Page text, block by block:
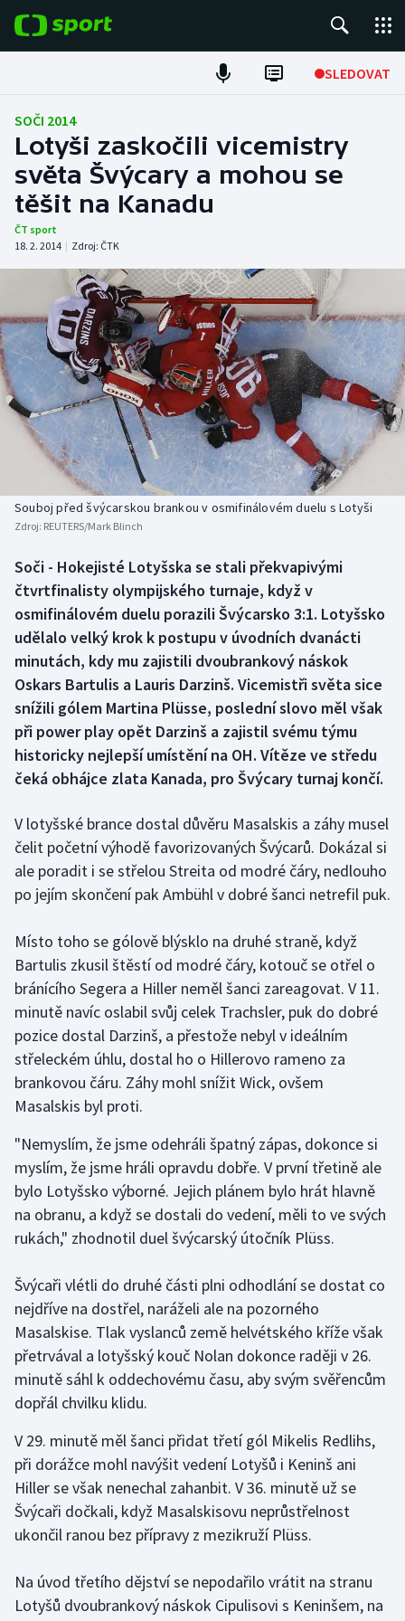
SLEDOVAT
Fotbal
Hokej
Tenis
Atletika
Cyklistika
DALŠÍ SPORTY
Americký fotbal
Baseball a softbal
Basketbal
Biatlon
Box
Curling
Dostihy
Florbal
Futsal
Gymnastika
Házená
Jezdectví
Judo
Krasobruslení
Lezení
Lyže a snowboard
Moderní pětiboj
Motorsport
Olympijské hry
Parasport
Plavání
Plážový volejbal
Ragby
Rychlobruslení
Rychlostní kanoistika
Sportovní střelba
NEPŘEHLÉDNĚTE
Soutěže
Historické návraty
Aplikace ČT sport
SOČI 2014
Lotyši zaskočili vicemistry
světa Švýcary a mohou se
těšit na Kanadu
ČT sport
18. 2. 2014 | Zdroj: ČTK
Souboj před švýcarskou brankou v osmifinálovém duelu s Lotyši
Zdroj: REUTERS/Mark Blinch
Soči - Hokejisté Lotyšska se stali překvapivými
čtvrtfinalisty olympijského turnaje, když v
osmifinálovém duelu porazili Švýcarsko 3:1. Lotyšsko
udělalo velký krok k postupu v úvodních dvanácti
minutách, kdy mu zajistili dvoubrankový náskok
Oskars Bartulis a Lauris Darzinš. Vicemistři světa sice
snížili gólem Martina Plüsse, poslední slovo měl však
při power play opět Darzinš a zajistil svému týmu
historicky nejlepší umístění na OH. Vítěze ve středu
čeká obhájce zlata Kanada, pro Švýcary turnaj končí.
V lotyšské brance dostal důvěru Masalskis a záhy musel
čelit početní výhodě favorizovaných Švýcarů. Dokázal si
ale poradit i se střelou Streita od modré čáry, nedlouho
po jejím skončení pak Ambühl v dobré šanci netrefil puk.
Místo toho se gólově blýsklo na druhé straně, když
Bartulis zkusil štěstí od modré čáry, kotouč se otřel o
bránícího Segera a Hiller neměl šanci zareagovat. V 11.
minutě navíc oslabil svůj celek Trachsler, puk do dobré
pozice dostal Darzinš, a přestože nebyl v ideálním
střeleckém úhlu, dostal ho o Hillerovo rameno za
brankovou čáru. Záhy mohl snížit Wick, ovšem
Masalskis byl proti.
"Nemyslím, že jsme odehráli špatný zápas, dokonce si
myslím, že jsme hráli opravdu dobře. V první třetině ale
bylo Lotyšsko výborné. Jejich plánem bylo hrát hlavně
na obranu, a když se dostali do vedení, měli to ve svých
rukách," zhodnotil duel švýcarský útočník Plüss.
Švýcaři vlétli do druhé části plni odhodlání se dostat co
nejdříve na dostřel, naráželi ale na pozorného
Masalskise. Tlak vyslanců země helvétského kříže však
přetrvával a lotyšský kouč Nolan dokonce raději v 26.
minutě sáhl k oddechovému času, aby svým svěřencům
dopřál chvilku klidu.
V 29. minutě měl šanci přidat třetí gól Mikelis Redlihs,
při dorážce mohl navýšit vedení Lotyšů i Keninš ani
Hiller se však nenechal zahanbit. V 36. minutě už se
Švýcaři dočkali, když Masalskisovu neprůstřelnost
ukončil ranou bez přípravy z mezikruží Plüss.
Na úvod třetího dějství se nepodařilo vrátit na stranu
Lotyšů dvoubrankový náskok Cipulisovi s Keninšem, na